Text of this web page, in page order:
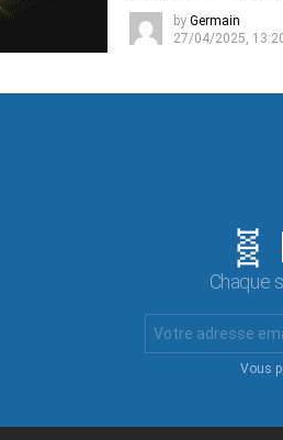
by Germain
27/04/2025,
Chaque
Email
:
Vous